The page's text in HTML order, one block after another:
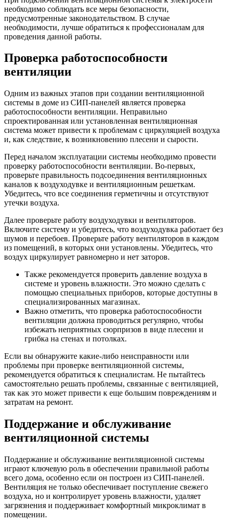
необходимо соблюдать все меры безопасности,
предусмотренные законодательством. В случае
необходимости, лучше обратиться к профессионалам для
проведения данной работы.
Проверка работоспособности
вентиляции
Одним из важных этапов при создании вентиляционной
системы в доме из СИП-панелей является проверка
работоспособности вентиляции. Неправильно
спроектированная или установленная вентиляционная
система может привести к проблемам с циркуляцией воздуха
и, как следствие, к возникновению плесени и сырости.
Перед началом эксплуатации системы необходимо провести
проверку работоспособности вентиляции. Во-первых,
проверьте правильность подсоединения вентиляционных
каналов к воздуходувке и вентиляционным решеткам.
Убедитесь, что все соединения герметичны и отсутствуют
утечки воздуха.
Далее проверьте работу воздуходувки и вентиляторов.
Включите систему и убедитесь, что воздуходувка работает без
шумов и перебоев. Проверьте работу вентиляторов в каждом
из помещений, в которых они установлены. Убедитесь, что
воздух циркулирует равномерно и нет заторов.
Также рекомендуется проверить давление воздуха в
системе и уровень влажности. Это можно сделать с
помощью специальных приборов, которые доступны в
специализированных магазинах.
Важно отметить, что проверка работоспособности
вентиляции должна проводиться регулярно, чтобы
избежать неприятных сюрпризов в виде плесени и
грибка на стенах и потолках.
Если вы обнаружите какие-либо неисправности или
проблемы при проверке вентиляционной системы,
рекомендуется обратиться к специалистам. Не пытайтесь
самостоятельно решать проблемы, связанные с вентиляцией,
так как это может привести к еще большим повреждениям и
затратам на ремонт.
Поддержание и обслуживание
вентиляционной системы
Поддержание и обслуживание вентиляционной системы
играют ключевую роль в обеспечении правильной работы
всего дома, особенно если он построен из СИП-панелей.
Вентиляция не только обеспечивает поступление свежего
воздуха, но и контролирует уровень влажности, удаляет
загрязнения и поддерживает комфортный микроклимат в
помещении.